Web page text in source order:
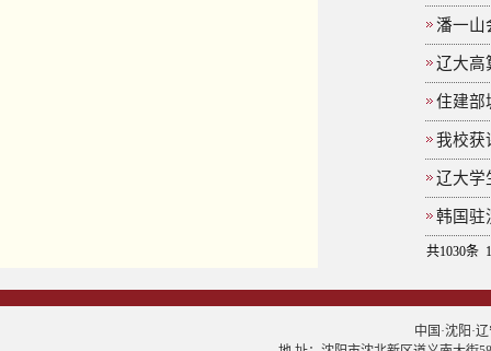
潘一山
辽大高
住建部
我校获
辽大学
韩国驻
共1030条
中国·沈阳·